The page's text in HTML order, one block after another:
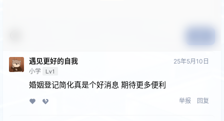
遇见更好的⾃我
小学 Lv1
25年5月10日
婚姻登记简化真是个好消息 期待更多便利
举报 回复